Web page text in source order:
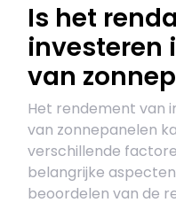
Is het
investeren
van
Het rendement van
van zonnepanelen
verschillende
belangrijke
beoordelen van de